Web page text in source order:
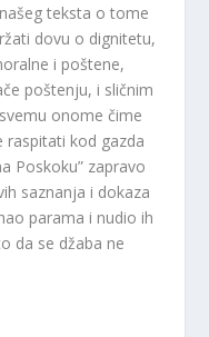
teksta o tome
dovu o dignitetu,
i poštene,
poštenju, i sličnim
onome čime
raspitati kod gazda
Poskoku” zapravo
saznanja i dokaza
parama i nudio ih
da se džaba ne